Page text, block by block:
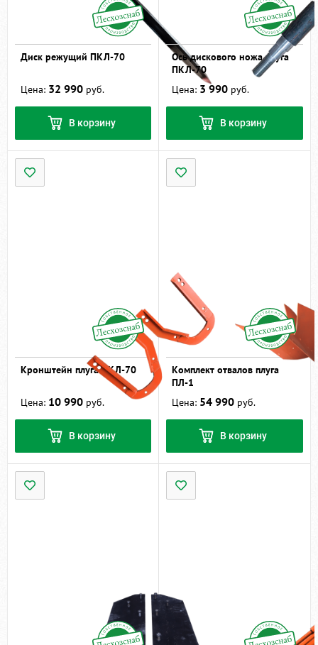
Диск режущий ПКЛ-70
Цена: 32 990 руб.
В корзину
Ось дискового ножа плуга
ПКЛ-70
Цена: 3 990 руб.
В корзину
Кронштейн плуга ПКЛ-70
Цена: 10 990 руб.
В корзину
Комплект отвалов плуга
ПЛ-1
Цена: 54 990 руб.
В корзину